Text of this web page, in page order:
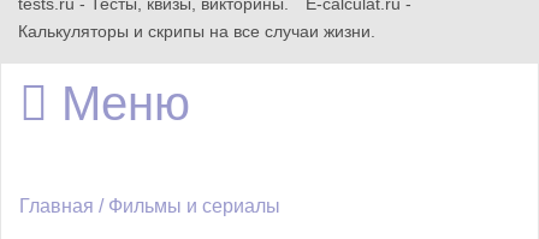
tests.ru - Тесты, квизы, викторины.
E-calculat.ru -
Калькуляторы и скрипы на все случаи жизни.
Меню
Всё
Главная / Фильмы и сериалы